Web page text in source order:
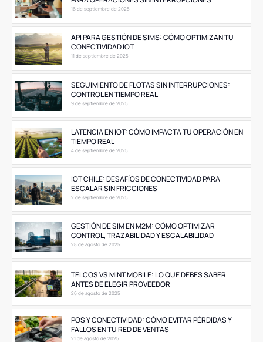
16 de septiembre de 2025
API PARA GESTIÓN DE SIMS: CÓMO OPTIMIZAN TU
CONECTIVIDAD IOT
11 de septiembre de 2025
SEGUIMIENTO DE FLOTAS SIN INTERRUPCIONES:
CONTROL EN TIEMPO REAL
9 de septiembre de 2025
LATENCIA EN IOT: CÓMO IMPACTA TU OPERACIÓN EN
TIEMPO REAL
4 de septiembre de 2025
IOT CHILE: DESAFÍOS DE CONECTIVIDAD PARA
ESCALAR SIN FRICCIONES
2 de septiembre de 2025
GESTIÓN DE SIM EN M2M: CÓMO OPTIMIZAR
CONTROL, TRAZABILIDAD Y ESCALABILIDAD
28 de agosto de 2025
TELCOS VS MINT MOBILE: LO QUE DEBES SABER
ANTES DE ELEGIR PROVEEDOR
26 de agosto de 2025
POS Y CONECTIVIDAD: CÓMO EVITAR PÉRDIDAS Y
FALLOS EN TU RED DE VENTAS
21 de agosto de 2025